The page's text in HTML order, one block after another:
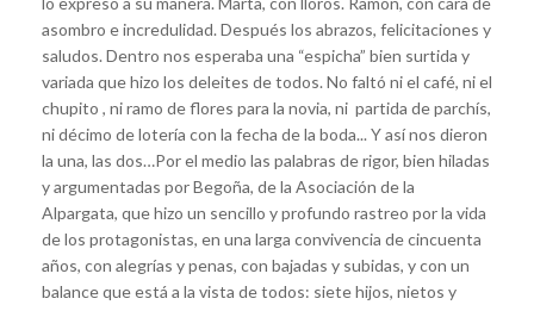
asombro e incredulidad. Después los abrazos, felicitaciones y
saludos. Dentro nos esperaba una “espicha” bien surtida y
variada que hizo los deleites de todos. No faltó ni el café, ni el
chupito , ni ramo de flores para la novia, ni partida de parchís,
ni décimo de lotería con la fecha de la boda... Y así nos dieron
la una, las dos…Por el medio las palabras de rigor, bien hiladas
y argumentadas por Begoña, de la Asociación de la
Alpargata, que hizo un sencillo y profundo rastreo por la vida
de los protagonistas, en una larga convivencia de cincuenta
años, con alegrías y penas, con bajadas y subidas, y con un
balance que está a la vista de todos: siete hijos, nietos y